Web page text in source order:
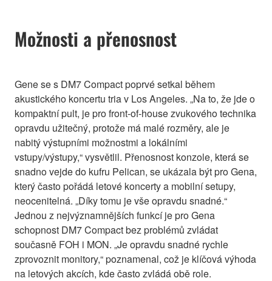
Možnosti a přenosnost
Gene se s DM7 Compact poprvé setkal během
akustického koncertu tria v Los Angeles. „Na to, že jde o
kompaktní pult, je pro front-of-house zvukového technika
opravdu užitečný, protože má malé rozměry, ale je
nabitý výstupními možnostmi a lokálními
vstupy/výstupy,“ vysvětlil. Přenosnost konzole, která se
snadno vejde do kufru Pelican, se ukázala být pro Gena,
který často pořádá letové koncerty a mobilní setupy,
neocenitelná. „Díky tomu je vše opravdu snadné.“
Jednou z nejvýznamnějších funkcí je pro Gena
schopnost DM7 Compact bez problémů zvládat
současně FOH i MON. „Je opravdu snadné rychle
zprovoznit monitory,“ poznamenal, což je klíčová výhoda
na letových akcích, kde často zvládá obě role.